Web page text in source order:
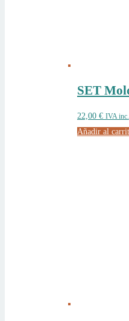
SET
22,00 € IVA inc.
Añadir al